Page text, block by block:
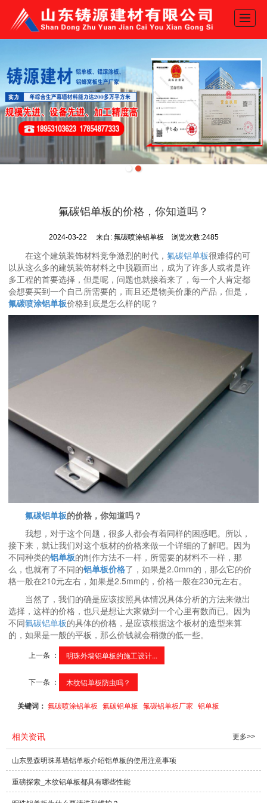
产品展示
关于我们
新闻动态
工程案例
推荐产品
氟碳铝单板的价格，你知道吗？
2024-03-22 来自: 氟碳喷涂铝单板 浏览次数:2485
在这个建筑装饰材料竞争激烈的时代，氟碳铝单板很难得的可
以从这么多的建筑装饰材料之中脱颖而出，成为了许多人或者是许
多工程的首要选择，但是呢，问题也就接着来了，每一个人肯定都
会想要买到一个自己所需要的，而且还是物美价廉的产品，但是，
氟碳喷涂铝单板价格到底是怎么样的呢？
氟碳铝单板的价格，你知道吗？
我想，对于这个问题，很多人都会有着同样的困惑吧。所以，
接下来，就让我们对这个板材的价格来做一个详细的了解吧。因为
不同种类的铝单板的制作方法不一样，所需要的材料不一样，那
么，也就有了不同的铝单板价格了，如果是2.0mm的，那么它的价
格一般在210元左右，如果是2.5mm的，价格一般在230元左右。
当然了，我们的确是应该按照具体情况具体分析的方法来做出
选择，这样的价格，也只是想让大家做到一个心里有数而已。因为
不同氟碳铝单板的具体的价格，是应该根据这个板材的造型来算
的，如果是一般的平板，那么价钱就会稍微的低一些。
上一条 ： 明珠外墙铝单板的施工设计...
下一条 ： 木纹铝单板防虫吗？
关键词：氟碳喷涂铝单板 氟碳铝单板 氟碳铝单板厂家 铝单板
相关资讯 更多>>
山东昱森明珠幕墙铝单板介绍铝单板的使用注意事项
重磅探索_木纹铝单板都具有哪些性能